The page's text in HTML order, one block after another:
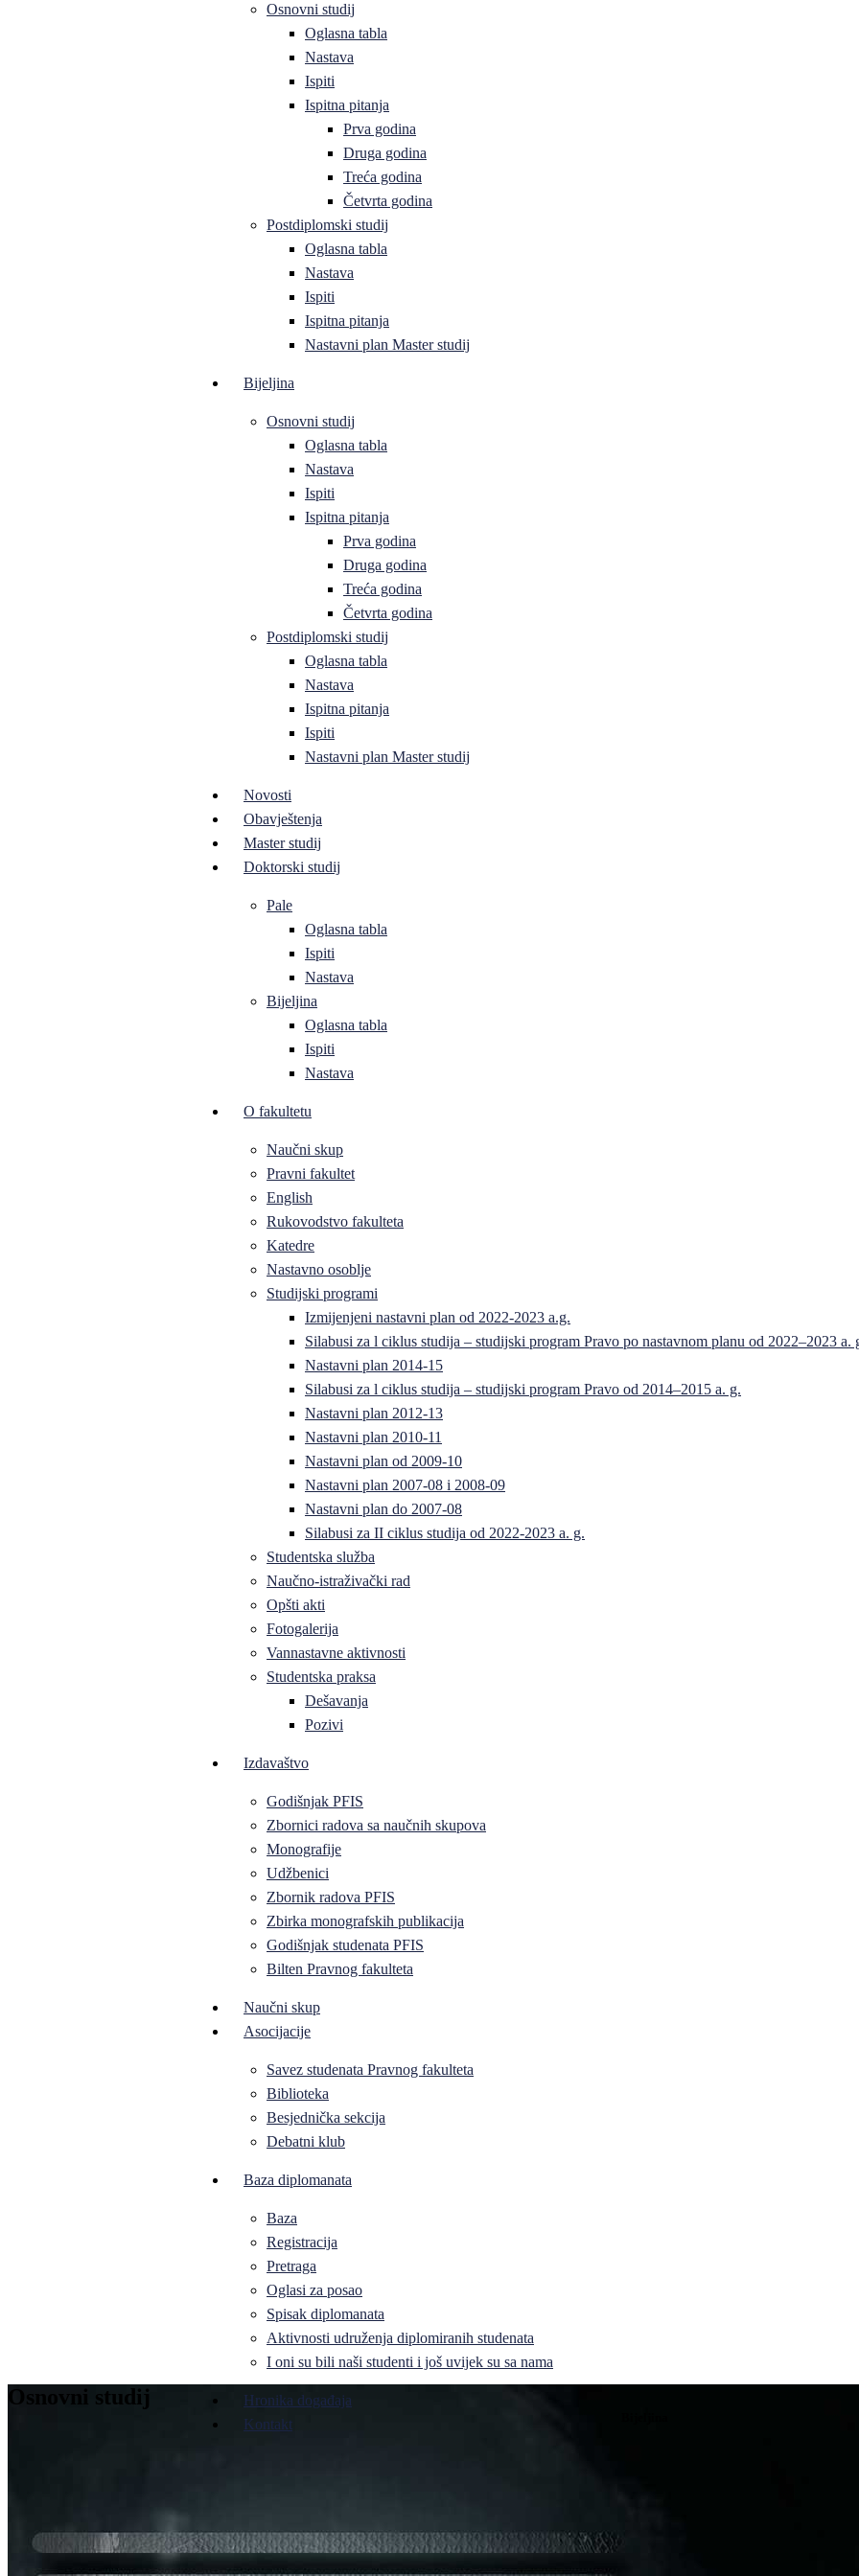
Osnovni studij
Oglasna tabla
Nastava
Ispiti
Ispitna pitanja
Prva godina
Druga godina
Treća godina
Četvrta godina
Postdiplomski studij
Oglasna tabla
Nastava
Ispiti
Ispitna pitanja
Nastavni plan Master studij
Bijeljina
Osnovni studij
Oglasna tabla
Nastava
Ispiti
Ispitna pitanja
Prva godina
Druga godina
Treća godina
Četvrta godina
Postdiplomski studij
Oglasna tabla
Nastava
Ispitna pitanja
Ispiti
Nastavni plan Master studij
Novosti
Obavještenja
Master studij
Doktorski studij
Pale
Oglasna tabla
Ispiti
Nastava
Bijeljina
Oglasna tabla
Ispiti
Nastava
O fakultetu
Naučni skup
Pravni fakultet
English
Rukovodstvo fakulteta
Katedre
Nastavno osoblje
Studijski programi
Izmijenjeni nastavni plan od 2022-2023 a.g.
Silabusi za l ciklus studija – studijski program Pravo po nastavnom planu od 2022–2023 a.
Nastavni plan 2014-15
Silabusi za l ciklus studija – studijski program Pravo od 2014–2015 a. g.
Nastavni plan 2012-13
Nastavni plan 2010-11
Nastavni plan od 2009-10
Nastavni plan 2007-08 i 2008-09
Nastavni plan do 2007-08
Silabusi za II ciklus studija od 2022-2023 a. g.
Studentska služba
Naučno-istraživački rad
Opšti akti
Fotogalerija
Vannastavne aktivnosti
Studentska praksa
Dešavanja
Pozivi
Izdavaštvo
Godišnjak PFIS
Zbornici radova sa naučnih skupova
Monografije
Udžbenici
Zbornik radova PFIS
Zbirka monografskih publikacija
Godišnjak studenata PFIS
Bilten Pravnog fakulteta
Naučni skup
Asocijacije
Savez studenata Pravnog fakulteta
Biblioteka
Besjednička sekcija
Debatni klub
Baza diplomanata
Baza
Registracija
Pretraga
Oglasi za posao
Spisak diplomanata
Aktivnosti udruženja diplomiranih studenata
I oni su bili naši studenti i još uvijek su sa nama
Hronika događaja
Kontakt
Osnovni studij